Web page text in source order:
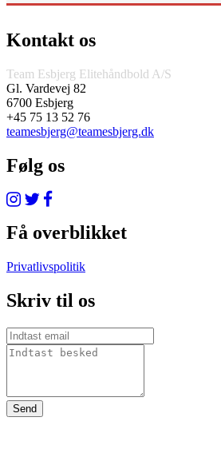
Kontakt os
Team Esbjerg Elitehåndbold A/S
Gl. Vardevej 82
6700 Esbjerg
+45 75 13 52 76
teamesbjerg@teamesbjerg.dk
Følg os
Få overblikket
Privatlivspolitik
Skriv til os